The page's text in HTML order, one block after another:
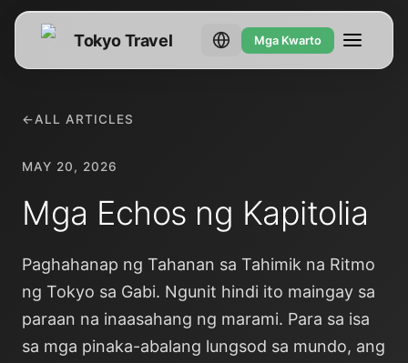
Tokyo Travel Mga Kwarto
←ALL ARTICLES
MAY 20, 2026
Mga Echos ng Kapitolia
Paghahanap ng Tahanan sa Tahimik na Ritmo
ng Tokyo sa Gabi. Ngunit hindi ito maingay sa
paraan na inaasahang ng marami. Para sa isa
sa mga pinaka-abalang lungsod sa mundo, ang